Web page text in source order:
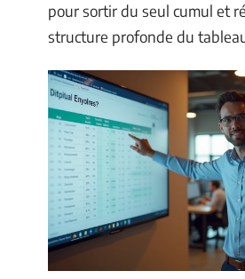
pour sortir du seul cumul et
structure profonde du